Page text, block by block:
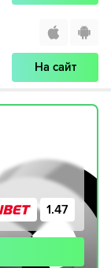
На сайт
1.47